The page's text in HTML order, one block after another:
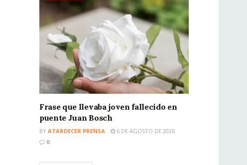
Frase que llevaba joven fallecido en
puente Juan Bosch
BY ATARDECER PRENSA
6 DE AGOSTO DE 2026
0